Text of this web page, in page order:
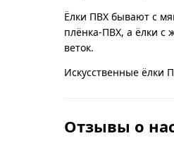
Ёлки ПВХ бывают с
плёнка-ПВХ, а ёлки с
веток.
Искусственные ёлки
Отзывы о